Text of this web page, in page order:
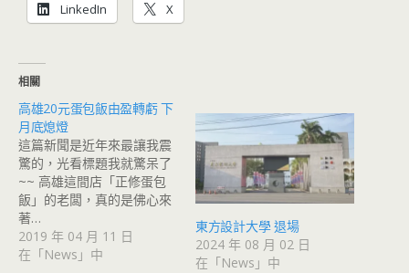
LinkedIn X
相關
高雄20元蛋包飯由盈轉虧 下
月底熄燈
這篇新聞是近年來最讓我震
驚的，光看標題我就驚呆了
~~ 高雄這間店「正修蛋包
飯」的老闆，真的是佛心來
著…
2019 年 04 月 11 日
在「News」中
東方設計大學 退場
2024 年 08 月 02 日
在「News」中